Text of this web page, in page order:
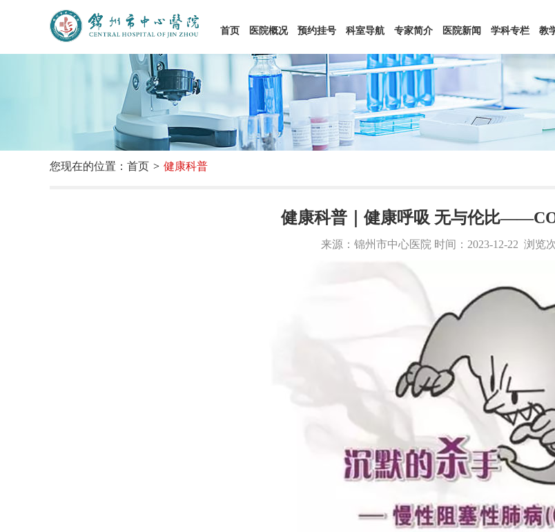
首页 医院概况 预约挂号 科室导航 专家简介 医院新闻 学科专栏 教
您现在的位置：首页 健康科普
健康科普｜健康呼吸 无与伦比
来源：锦州市中心医院 时间：2023-12-22 浏览